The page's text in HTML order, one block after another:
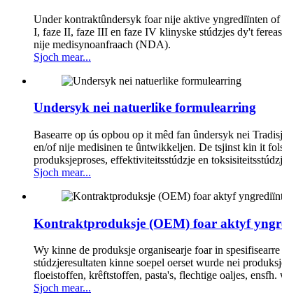
Under kontraktûndersyk foar nije aktive yngrediïnten
I, faze II, faze III en faze IV klinyske stúdzjes dy't
nije medisynoanfraach (NDA).
Sjoch mear...
Undersyk nei natuerlike formulearring
Basearre op ús opbou op it mêd fan ûndersyk nei
en/of nije medisinen te ûntwikkeljen. De tsjinst kin it
produksjeproses, effektiviteitsstúdzje en
Sjoch mear...
Kontraktproduksje (OEM) foar aktyf
Wy kinne de produksje organisearje foar in
stúdzjeresultaten kinne soepel oerset wurde nei
floeistoffen, krêftstoffen, pasta's, flechtige oaljes,
Sjoch mear...